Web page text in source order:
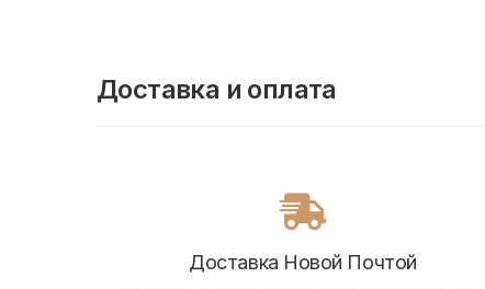
Доставка и оплата
Доставка Новой Почтой